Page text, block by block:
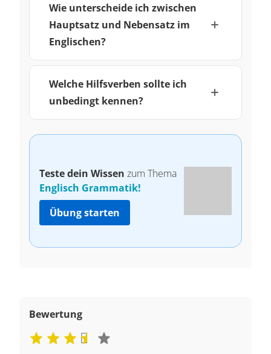
Wie unterscheide ich zwischen
Hauptsatz und Nebensatz im
Englischen?
Welche Hilfsverben sollte ich
unbedingt kennen?
Teste dein Wissen zum Thema
Englisch Grammatik!
Übung starten
Bewertung